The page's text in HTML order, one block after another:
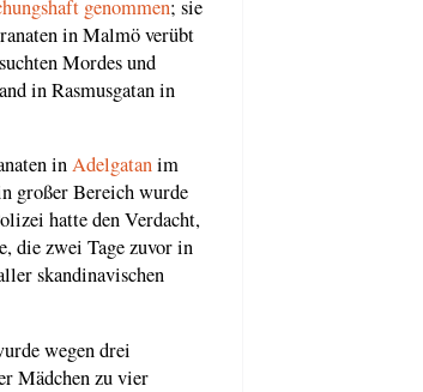
genommen; sie
in Malmö verübt
Mordes und
in Rasmusgatan in
inAdelgatanim
großer Bereich wurde
hatte den Verdacht,
die zwei Tage zuvor in
skandinavischen
wegen drei
Mädchen zu vier